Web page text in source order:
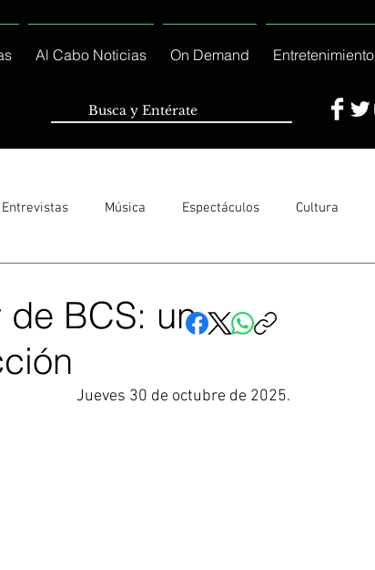
Al Cabo Noticias On Demand Entretenimiento
Entrevistas Música Espectáculos Cultura
Columnas
BCS: un
Jueves 30 de octubre de 2025.